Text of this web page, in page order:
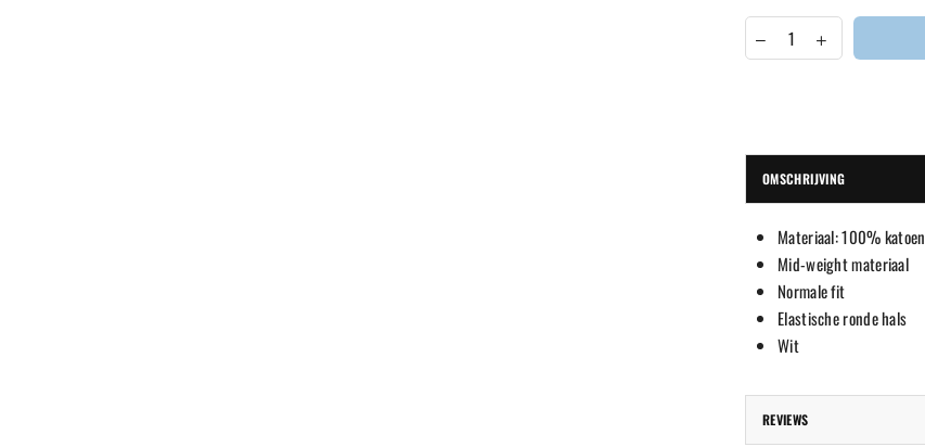
OMSCHRIJVING
Materiaal: 100% katoen
Mid-weight materiaal
Normale fit
Elastische ronde hals
Wit
REVIEWS